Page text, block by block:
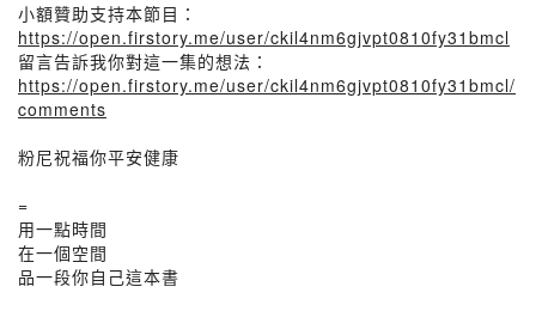
小額贊助支持本節目：
https://open.firstory.me/user/ckil4nm6gjvpt0810fy31bmcl
留言告訴我你對這一集的想法：
https://open.firstory.me/user/ckil4nm6gjvpt0810fy31bmcl/
comments
粉尼祝福你平安健康
=
用一點時間
在一個空間
品一段你自己這本書